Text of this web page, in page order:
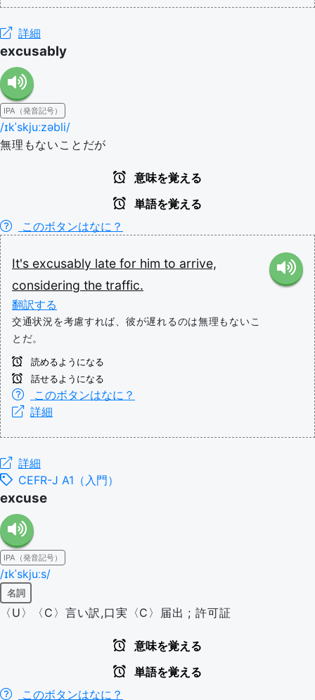
詳細
excusably
IPA（発音記号）
/ɪkˈskjuːzəbli/
無理もないことだが
意味を覚える
単語を覚える
このボタンはなに？
It's excusably late for him to arrive,
considering the traffic.
翻訳する
交通状況を考慮すれば、彼が遅れるのは無理もないこ
とだ。
読めるようになる
話せるようになる
このボタンはなに？
詳細
詳細
CEFR-J A1（入門）
excuse
IPA（発音記号）
/ɪkˈskjuːs/
名詞
〈U〉〈C〉言い訳,口実〈C〉届出 ; 許可証
意味を覚える
単語を覚える
このボタンはなに？